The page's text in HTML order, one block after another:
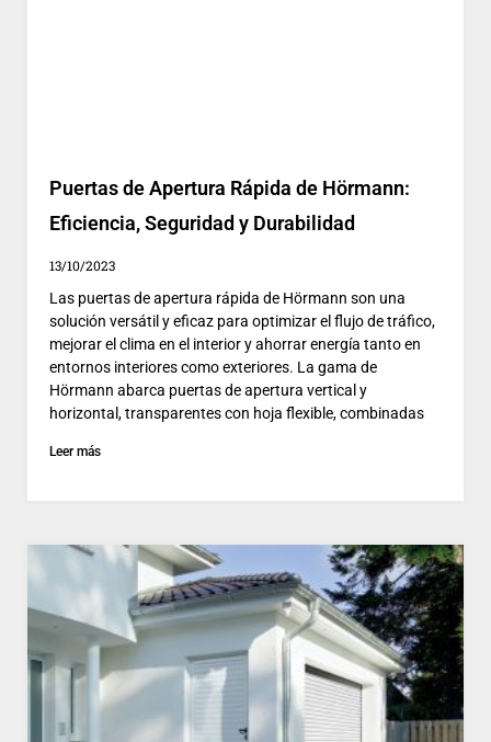
Puertas de Apertura Rápida de Hörmann:
Eficiencia, Seguridad y Durabilidad
13/10/2023
Las puertas de apertura rápida de Hörmann son una
solución versátil y eficaz para optimizar el flujo de tráfico,
mejorar el clima en el interior y ahorrar energía tanto en
entornos interiores como exteriores. La gama de
Hörmann abarca puertas de apertura vertical y
horizontal, transparentes con hoja flexible, combinadas
Leer más